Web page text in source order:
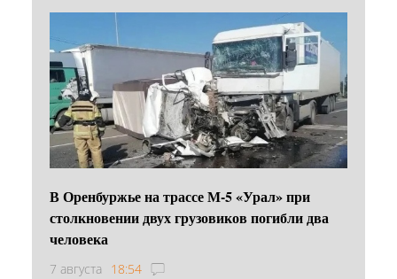
В Оренбуржье на трассе М-5 «Урал» при
столкновении двух грузовиков погибли два
человека
7 августа 18:54